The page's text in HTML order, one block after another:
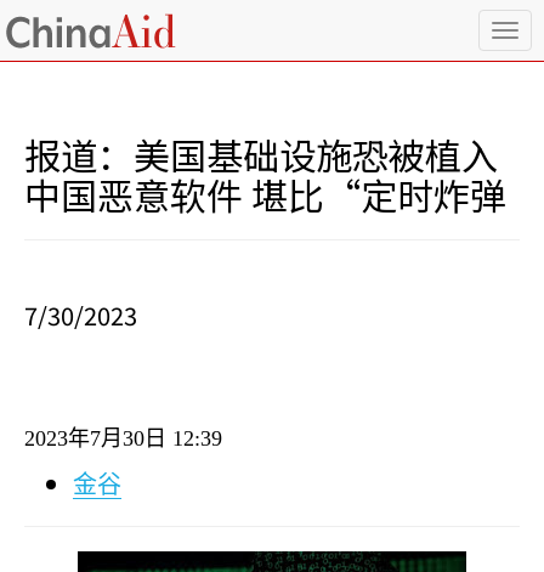
T
o
a
报道：美国基础设施恐被植入
中国恶意软件 堪比“定时炸弹
7/30/2023
2023年7月 30 日 12:39
金谷